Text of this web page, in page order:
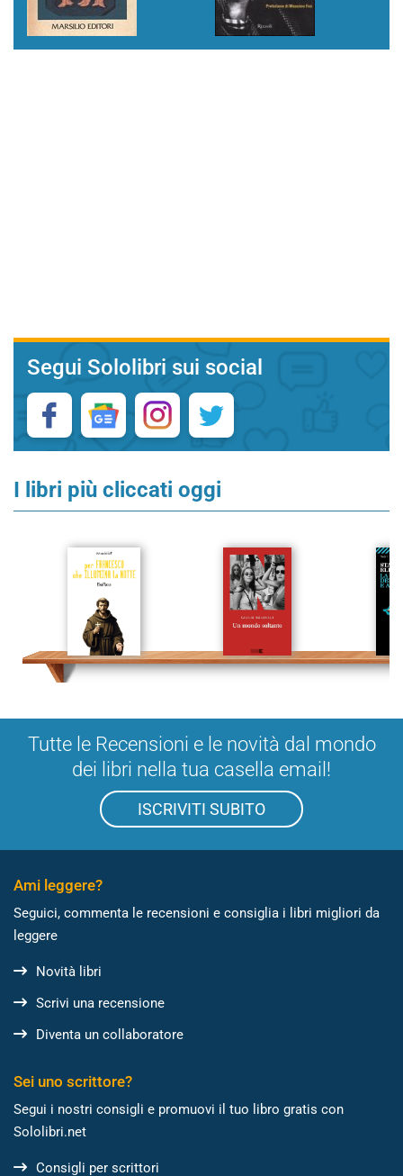
Segui Sololibri sui social
I libri più cliccati oggi
Tutte le Recensioni e le novità dal mondo
dei libri nella tua casella email!
ISCRIVITI SUBITO
Ami leggere?
Seguici, commenta le recensioni e consiglia i libri migliori da
leggere
Novità libri
Scrivi una recensione
Diventa un collaboratore
Sei uno scrittore?
Segui i nostri consigli e promuovi il tuo libro gratis con
Sololibri.net
Consigli per scrittori